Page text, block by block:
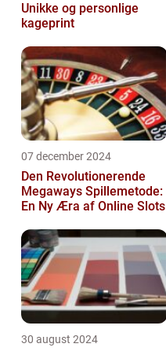
Unikke og personlige
kageprint
07 december 2024
Den Revolutionerende
Megaways Spillemetode:
En Ny Æra af Online Slots
30 august 2024